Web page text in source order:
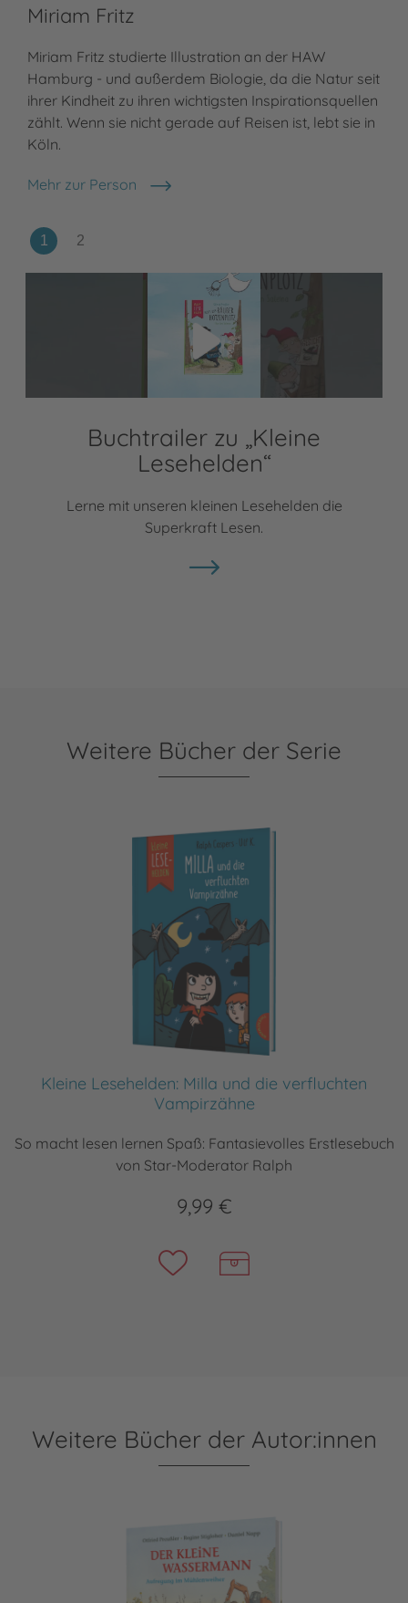
Miriam Fritz
Miriam Fritz studierte Illustration an der HAW
Hamburg - und außerdem Biologie, da die Natur seit
ihrer Kindheit zu ihren wichtigsten Inspirationsquellen
zählt. Wenn sie nicht gerade auf Reisen ist, lebt sie in
Köln.
Mehr zur Person
Miriam Fritz
Buchtrailer zu „Kleine
Lesehelden“
Lerne mit unseren kleinen Lesehelden die
Superkraft Lesen.
Weitere Bücher der Serie
Kleine Lesehelden: Milla und die verfluchten
Vampirzähne
So macht lesen lernen Spaß: Fantasievolles Erstlesebuch
von Star-Moderator Ralph
9,99 €
Weitere Bücher der Autor:innen